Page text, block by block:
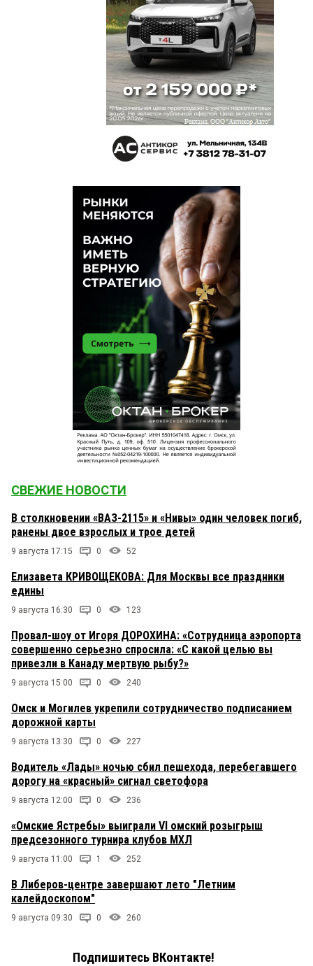
СВЕЖИЕ НОВОСТИ
В столкновении «ВАЗ-2115» и «Нивы» один человек погиб,
ранены двое взрослых и трое детей
9 августа 17:15 0 52
Елизавета КРИВОЩЕКОВА: Для Москвы все праздники
едины
9 августа 16:30 0 123
Провал-шоу от Игоря ДОРОХИНА: «Сотрудница аэропорта
совершенно серьезно спросила: «С какой целью вы
привезли в Канаду мертвую рыбу?»
9 августа 15:00 0 240
Омск и Могилев укрепили сотрудничество подписанием
дорожной карты
9 августа 13:30 0 227
Водитель «Лады» ночью сбил пешехода, перебегавшего
дорогу на «красный» сигнал светофора
9 августа 12:00 0 236
«Омские Ястребы» выиграли VI омский розыгрыш
предсезонного турнира клубов МХЛ
9 августа 11:00 1 252
В Либеров-центре завершают лето "Летним
калейдоскопом"
9 августа 09:30 0 260
Подпишитесь ВКонтакте!